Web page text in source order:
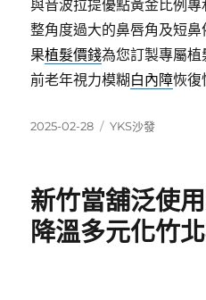
與音波拉提優點黃金比例
整角度過大的鼻唇角及短
果植髮價錢為您訂製專屬植
前老年視力模糊 白內障恢復
發
2025-02-28
分
YKS沙發
新竹當舖泛使
降溫多元化竹